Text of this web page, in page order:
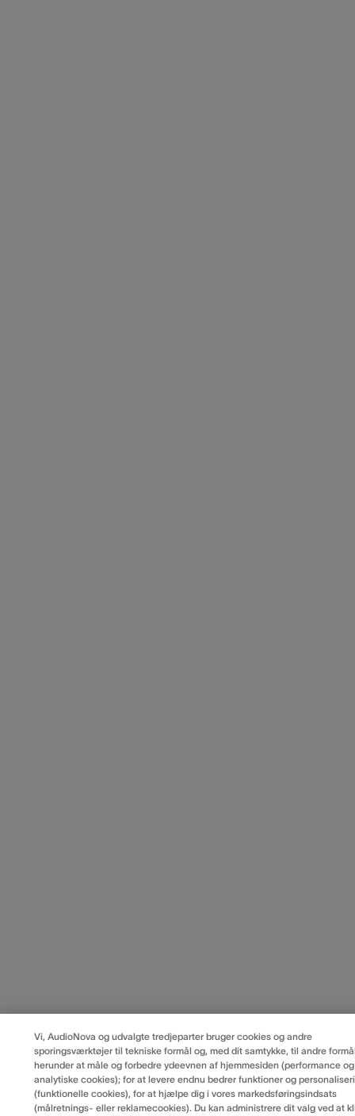
Vi, AudioNova og udvalgte tredjeparter bruger cookies og andre
sporingsværktøjer til tekniske formål og, med dit samtykke, til andre
herunder at måle og forbedre ydeevnen af hjemmesiden (performance og
analytiske cookies); for at levere endnu bedrer funktioner og
(funktionelle cookies), for at hjælpe dig i vores markedsføringsindsats
(målretnings- eller reklamecookies). Du kan administrere dit valg ved at